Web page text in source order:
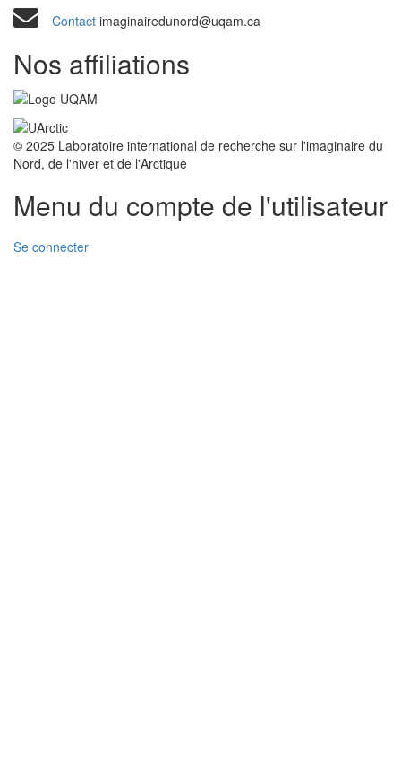
Contact imaginairedunord@uqam.ca
Nos affiliations
© 2025 Laboratoire international de recherche sur l'imaginaire du
Nord, de l'hiver et de l'Arctique
Menu du compte de l'utilisateur
Se connecter